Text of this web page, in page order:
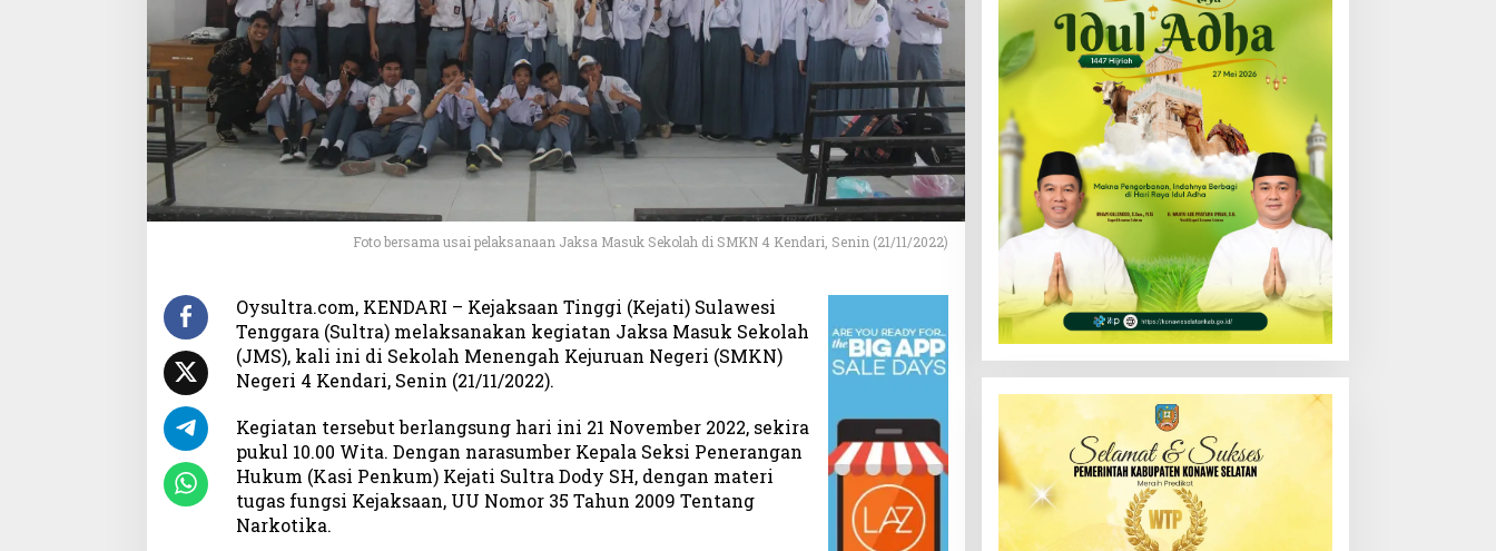
i
t
a
n
J
M
S
i
S
N
4
K
e
d
a
r
i
Foto bersama usai pelaksanaan Jaksa Masuk Sekolah di SMKN 4 Kendari, Senin (21/11/2022)
Oysultra.com, KENDARI – Kejaksaan Tinggi (Kejati) Sulawesi
Tenggara (Sultra) melaksanakan kegiatan Jaksa Masuk Sekolah
(JMS), kali ini di Sekolah Menengah Kejuruan Negeri (SMKN)
Negeri 4 Kendari, Senin (21/11/2022).
Kegiatan tersebut berlangsung hari ini 21 November 2022, sekira
pukul 10.00 Wita. Dengan narasumber Kepala Seksi Penerangan
Hukum (Kasi Penkum) Kejati Sultra Dody SH, dengan materi
tugas fungsi Kejaksaan, UU Nomor 35 Tahun 2009 Tentang
Narkotika.